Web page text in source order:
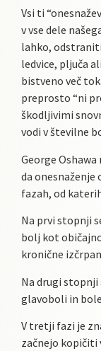
Vsi ti
v vse dele
lahko,
ledvice, pljuča
bistveno več
preprosto “ni
škodljivimi
vodi v številne
George
da onesnaženje
fazah, od
Na prvi stopnji
bolj kot
kronične
Na drugi
glavoboli in
V tretji fazi je
začnejo kopičiti